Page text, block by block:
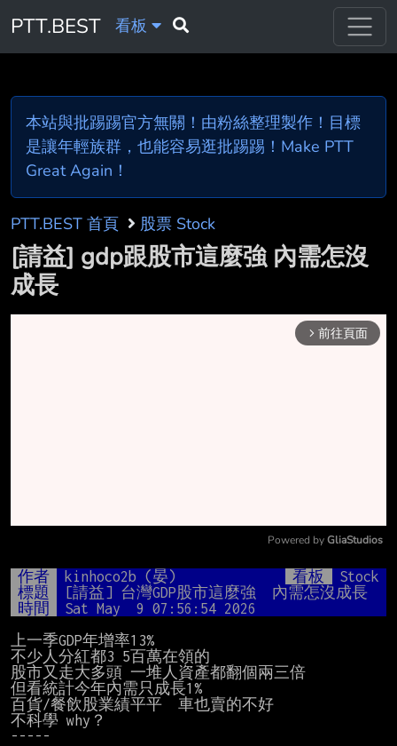
PTT.BEST 看板
本站與批踢踢官方無關！由粉絲整理製作！目標
是讓年輕族群，也能容易逛批踢踢！Make PTT
Great Again！
PTT.BEST 首頁 股票 Stock
[請益] gdp跟股市這麼強 內需怎沒
成長
arrow_forward_ios 前往頁面
Mute
Powered by GliaStudios
作者 kinhoco2b (晏) 看板
Stock
標題
[請益] 台灣GDP股市這麼強  內需怎沒成長
時間
Sat May  9 07:56:54 2026
上一季GDP年增率13%
不少人分紅都3 5百萬在領的
股市又走大多頭 一堆人資產都翻個兩三倍
但看統計今年內需只成長1%
百貨/餐飲股業績平平  車也賣的不好
不科學 why？
-----